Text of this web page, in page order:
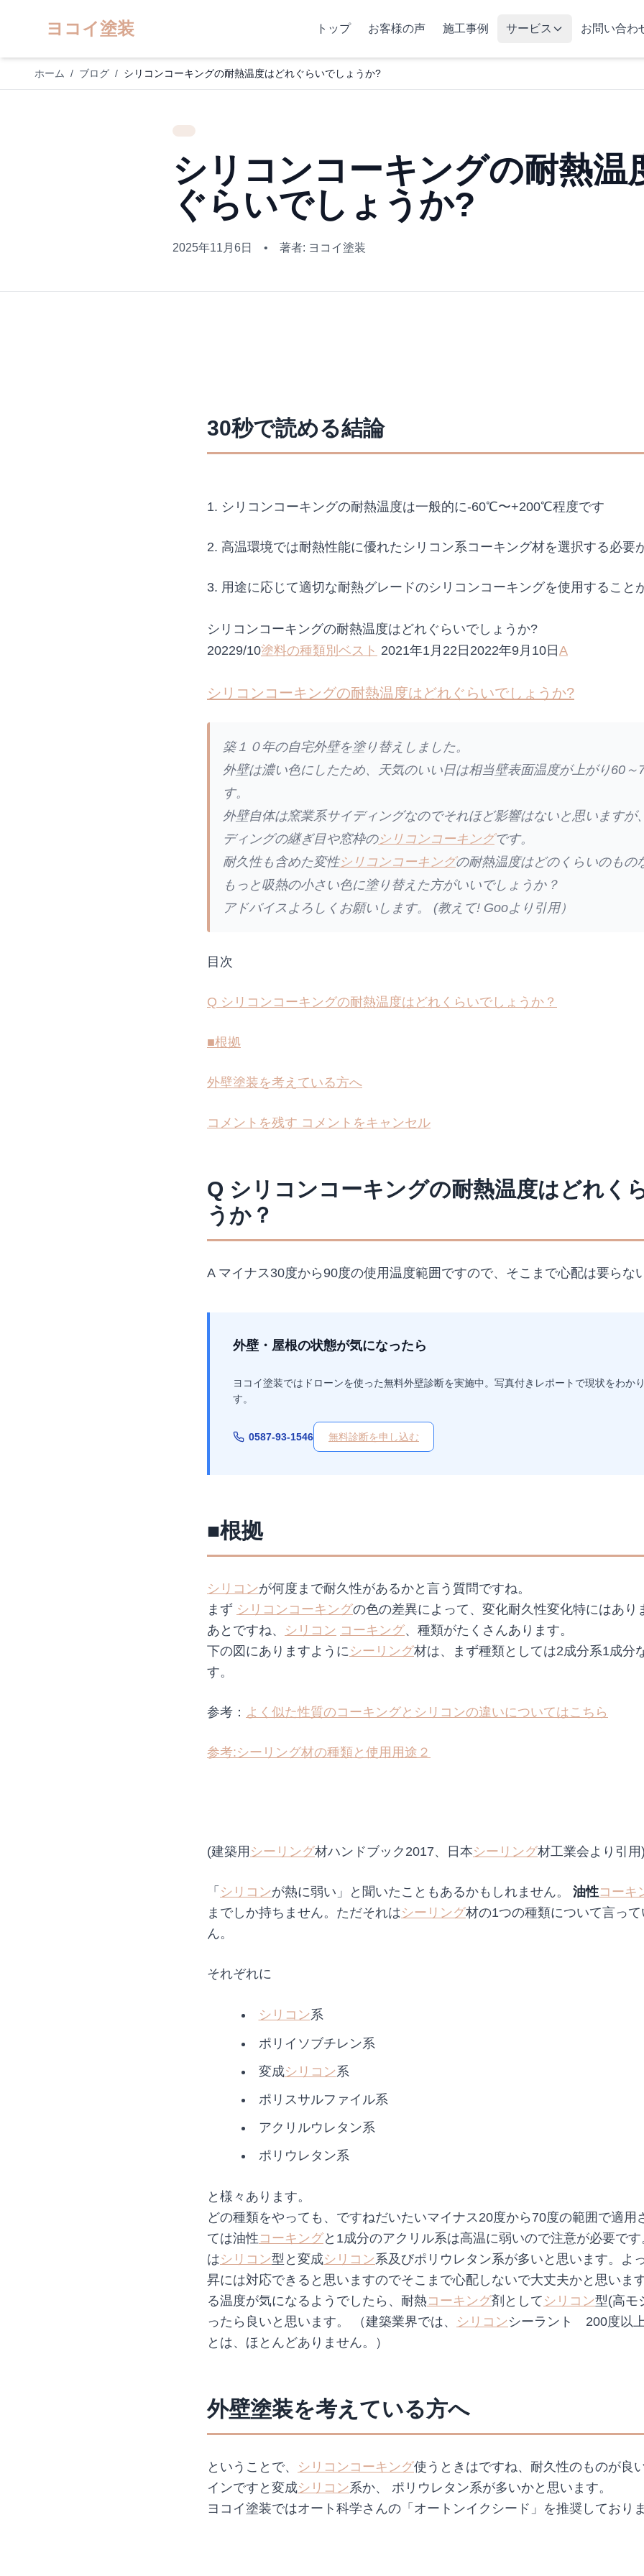
ヨコイ塗装 トップ お客様の声 施工事例 サービス お問い合わ
ホーム / ブログ / シリコンコーキングの耐熱温度はどれぐらいでしょうか?
シリコンコーキングの耐熱温
ぐらいでしょうか?
2025年11月6日 • 著者: ヨコイ塗装
30秒で読める結論
1. シリコンコーキングの耐熱温度は一般的に-60℃〜+200℃程度です
2. 高温環境では耐熱性能に優れたシリコン系コーキング材を選択する必要
3. 用途に応じて適切な耐熱グレードのシリコンコーキングを使用すること
シリコンコーキングの耐熱温度はどれぐらいでしょうか?
20229/10塗料の種類別ベスト 2021年1月22日2022年9月10日 A
シリコンコーキングの耐熱温度はどれぐらいでしょうか?
築１０年の自宅外壁を塗り替えしました。
外壁は濃い色にしたため、天気のいい日は相当壁表面温度が上がり60
す。
外壁自体は窯業系サイディングなのでそれほど影響はないと思いますが
ディングの継ぎ目や窓枠のシリコンコーキングです。
耐久性も含めた変性シリコンコーキングの耐熱温度はどのくらいのもの
もっと吸熱の小さい色に塗り替えた方がいいでしょうか？
アドバイスよろしくお願いします。 (教えて! Gooより引用）
目次
Q シリコンコーキングの耐熱温度はどれくらいでしょうか？
■根拠
外壁塗装を考えている方へ
コメントを残す コメントをキャンセル
Q シリコンコーキングの耐熱温度はどれく
うか？
A マイナス30度から90度の使用温度範囲ですので、そこまで心配は要らな
外壁・屋根の状態が気になったら
ヨコイ塗装ではドローンを使った無料外壁診断を実施中。写真付きレポートで現状をわか
す。
0587-93-1546 無料診断を申し込む
■根拠
シリコンが何度まで耐久性があるかと言う質問ですね。
まず シリコン コーキングの色の差異によって、変化耐久性変化特にはあり
あとですね、 シリコン コーキング、種類がたくさんあります。
下の図にありますようにシーリング材は、まず種類としては2成分系1成分
す。
参考： よく似た性質のコーキングとシリコンの違いについてはこちら
参考:シーリング材の種類と使用用途２
(建築用 シーリング材ハンドブック2017、日本シーリング材工業会より引用)
「 シリコンが熱に弱い」と聞いたこともあるかもしれません。 油性コーキ
までしか持ちません。ただそれはシーリング材の1つの種類について言っ
ん。
それぞれに
シリコン系
ポリイソブチレン系
変成シリコン系
ポリスサルファイル系
アクリルウレタン系
ポリウレタン系
と様々あります。
どの種類をやっても、ですねだいたいマイナス20度から70度の範囲で適用
ては油性 コーキングと1成分のアクリル系は高温に弱いので注意が必要で
はシリコン型と変成シリコン系及びポリウレタン系が多いと思います。よ
昇には対応できると思いますのでそこまで心配しないで大丈夫かと思いま
る温度が気になるようでしたら、耐熱 コーキング剤として シリコン型(高モ
ったら良いと思います。 （建築業界では、 シリコンシーラント 200度以
とは、ほとんどありません。）
外壁塗装を考えている方へ
ということで、 シリコン コーキング使うときはですね、耐久性のものが良
インですと変成シリコン系か、 ポリウレタン系が多いかと思います。
ヨコイ塗装ではオート科学さんの「オートンイクシード」を推奨しておりま